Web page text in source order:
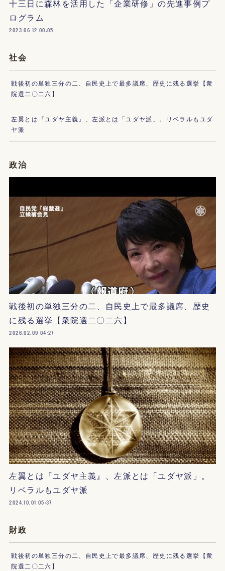
十三日に森林を活用した「企業研修」の先進事例プ
ログラム
2023.06.12 00:05
社会
戦後初の単独三分の二、自民史上で最多議席、歴史に残る選挙【衆
院選二〇二六】
左翼とは『ユダヤ主義』、左派とは「ユダヤ派」。リベラルもユダ
ヤ派
政治
戦後初の単独三分の二、自民史上で最多議席、歴史
に残る選挙【衆院選二〇二六】
2026.02.09 04:27
左翼とは『ユダヤ主義』、左派とは「ユダヤ派」。
リベラルもユダヤ派
2024.10.01 05:37
財政
戦後初の単独三分の二、自民史上で最多議席、歴史に残る選挙【衆
院選二〇二六】